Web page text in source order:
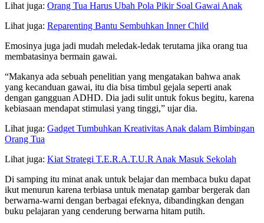
Lihat juga: Orang Tua Harus Ubah Pola Pikir Soal Gawai Anak
Lihat juga: Reparenting Bantu Sembuhkan Inner Child
Emosinya juga jadi mudah meledak-ledak terutama jika orang tua
membatasinya bermain gawai.
“Makanya ada sebuah penelitian yang mengatakan bahwa anak
yang kecanduan gawai, itu dia bisa timbul gejala seperti anak
dengan gangguan ADHD. Dia jadi sulit untuk fokus begitu, karena
kebiasaan mendapat stimulasi yang tinggi,” ujar dia.
Lihat juga: Gadget Tumbuhkan Kreativitas Anak dalam Bimbingan
Orang Tua
Lihat juga: Kiat Strategi T.E.R.A.T.U.R Anak Masuk Sekolah
Di samping itu minat anak untuk belajar dan membaca buku dapat
ikut menurun karena terbiasa untuk menatap gambar bergerak dan
berwarna-warni dengan berbagai efeknya, dibandingkan dengan
buku pelajaran yang cenderung berwarna hitam putih.